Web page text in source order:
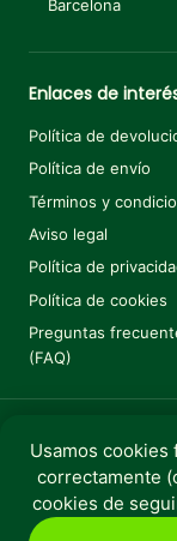
Barcelona
Enlaces de
Política de
Política de envío
Términos y
Aviso legal
Política de
Política de cookies
Preguntas
(FAQ)
Copyright ©
Usamos cookies
correctamente
cookies de
€1,50